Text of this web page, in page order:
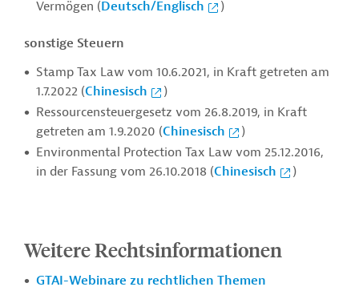
Vermögen (Deutsch/Englisch )
sonstige Steuern
Stamp Tax Law vom 10.6.2021, in Kraft getreten am
1.7.2022 (Chinesisch
)
Ressourcensteuergesetz vom 26.8.2019, in Kraft
getreten am 1.9.2020 (Chinesisch
)
Environmental Protection Tax Law vom 25.12.2016,
in der Fassung vom 26.10.2018 (Chinesisch )
Weitere Rechtsinformationen
GTAI-Webinare zu rechtlichen Themen